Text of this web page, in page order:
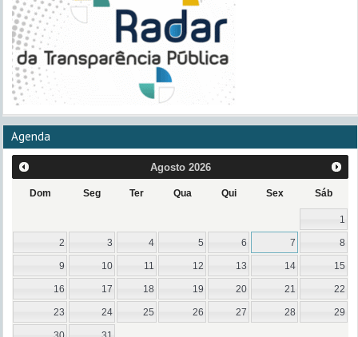
Agenda
Agosto 2026
Dom Seg Ter Qua Qui Sex Sáb
1
2 3 4 5 6 7 8
9 10 11 12 13 14 15
16 17 18 19 20 21 22
23 24 25 26 27 28 29